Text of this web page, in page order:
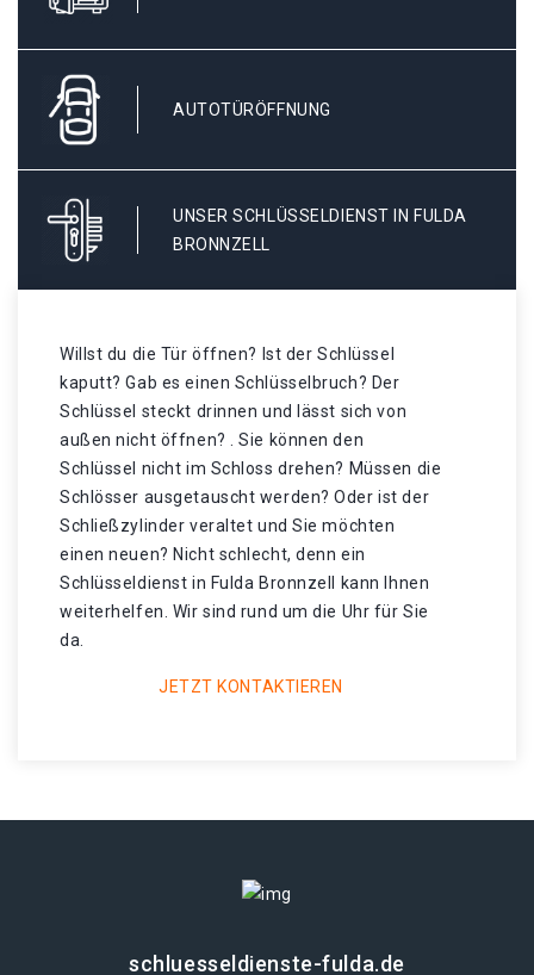
AUTOTÜRÖFFNUNG
UNSER SCHLÜSSELDIENST IN FULDA
BRONNZELL
Willst du die Tür öffnen? Ist der Schlüssel
kaputt? Gab es einen Schlüsselbruch? Der
Schlüssel steckt drinnen und lässt sich von
außen nicht öffnen? . Sie können den
Schlüssel nicht im Schloss drehen? Müssen die
Schlösser ausgetauscht werden? Oder ist der
Schließzylinder veraltet und Sie möchten
einen neuen? Nicht schlecht, denn ein
Schlüsseldienst in Fulda Bronnzell kann Ihnen
weiterhelfen. Wir sind rund um die Uhr für Sie
da.
JETZT KONTAKTIEREN
schluesseldienste-fulda.de